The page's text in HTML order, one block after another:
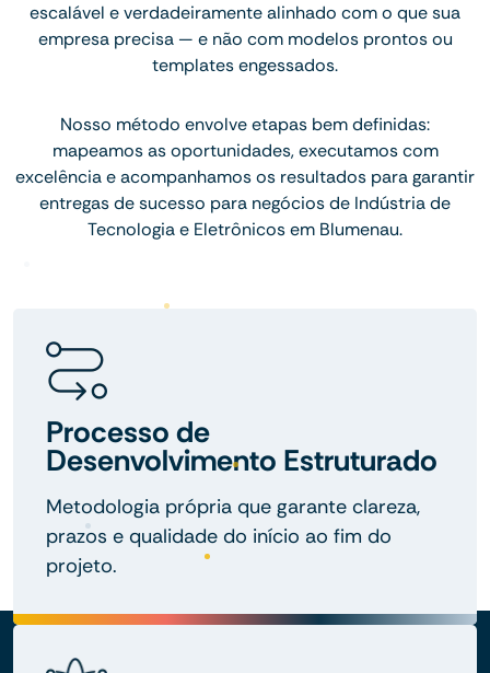
escalável e verdadeiramente alinhado com o que sua
empresa precisa — e não com modelos prontos ou
templates engessados.
Nosso método envolve etapas bem definidas:
mapeamos as oportunidades, executamos com
excelência e acompanhamos os resultados para garantir
entregas de sucesso para negócios de Indústria de
Tecnologia e Eletrônicos em Blumenau.
Processo de
Desenvolvimento Estruturado
Metodologia própria que garante clareza,
prazos e qualidade do início ao fim do
projeto.